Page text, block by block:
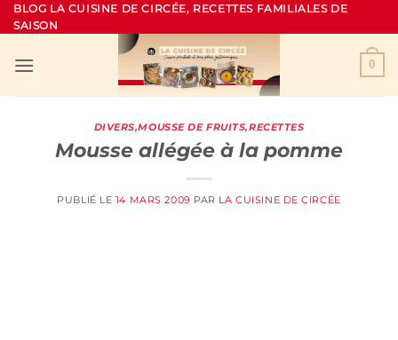
Passer
au
BLOG LA CUISINE DE CIRCÉE, RECETTES FAMILIALES DE
SAISON
0
DIVERS,MOUSSE DE FRUITS,RECETTES
Mousse allégée à la pomme
PUBLIÉ LE 14 MARS 2009 PAR LA CUISINE DE CIRCÉE